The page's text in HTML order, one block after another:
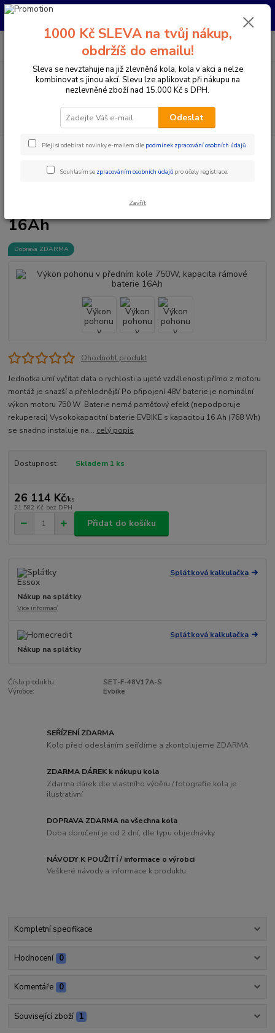
Pro nachystání kola / doplňků na prodejně si prosím zavolejte dopředu.
Menu
CZK
PO-PÁ 10:00-17:00 | SO: 9:00-12:00
Přestavby elektrokol / ELEKTRO SADY
Sady s přímým pohonem
750W, kapacita rámové baterie
16Ah
Doprava ZDARMA
Ohodnotit produkt
Jednotka umí vyčítat data o rychlosti a ujeté vzdálenosti přímo z motoru
montáž je snazší a přehlednější Po připojení 48V baterie je nominální
výkon motoru 750 W Baterie nemá paměťový efekt (nepodporuje
rekuperaci) Vysokokapacitní baterie EVBIKE s kapacitou 16 Ah (768 Wh)
se snadno instaluje na... celý popis
Dostupnost Skladem 1 ks
26 114 Kč/ks
21 582 Kč bez DPH
Přidat do košíku
Splátková kalkulačka
Nákup na splátky
Více informací
Splátková kalkulačka
Nákup na splátky
Číslo produktu:
SET-F-48V17A-S
Výrobce:
Evbike
SEŘÍZENÍ ZDARMA
Kolo před odesláním seřídíme a zkontolujeme ZDARMA
ZDARMA DÁREK k nákupu kola
Zdarma dárek dle vlastního výběru / fotografie kola je
ilustrativní
DOPRAVA ZDARMA na všechna kola
Doba doručení je od 2 dní, dle typu objednávky
NÁVODY K POUŽITÍ / informace o výrobci
Veškeré návody a informace k produktu.
Kompletní specifikace
Hodnocení 0
Komentáře 0
Související zboží 1
1000 Kč SLEVA na tvůj nákup,
obdržíš do emailu!
Sleva se nevztahuje na již zlevněná kola, kola v akci a nelze
kombinovat s jinou akcí. Slevu lze aplikovat při nákupu na
nezlevněné zboží nad 15.000 Kč s DPH.
Odeslat
Přeji si odebírat novinky e-mailem dle podmínek zpracování osobních údajů.
Souhlasím se zpracováním osobních údajů pro účely registrace.
Zavřít